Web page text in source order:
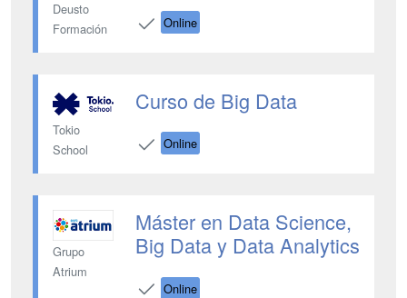
Deusto
Formación
Online
Tokio
School
Curso de Big Data
Online
Grupo
Atrium
Máster en Data Science,
Big Data y Data Analytics
Online